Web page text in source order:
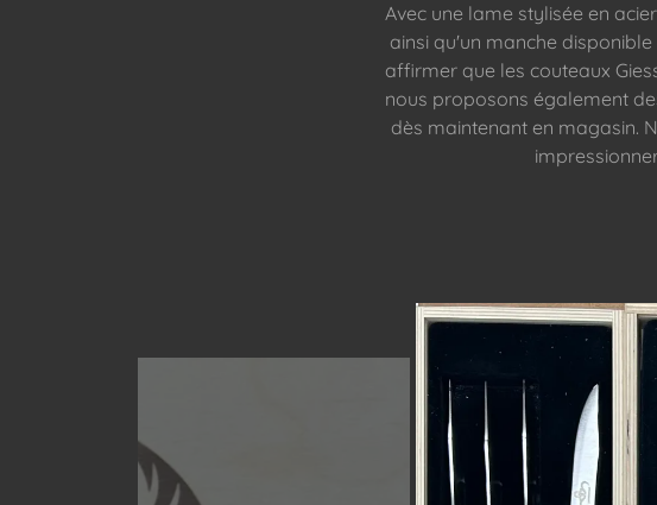
Avec une lame stylisée en
ainsi qu'un manche
affirmer que les couteaux
nous proposons également
dès maintenant en magasin.